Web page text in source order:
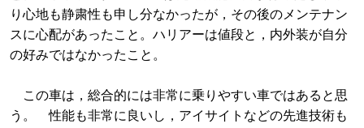
り心地も静粛性も申し分なかったが，その後のメンテナン
スに心配があったこと。ハリアーは値段と，内外装が自分
の好みではなかったこと。
この車は，総合的には非常に乗りやすい車ではあると思
う。 性能も非常に良いし，アイサイトなどの先進技術も